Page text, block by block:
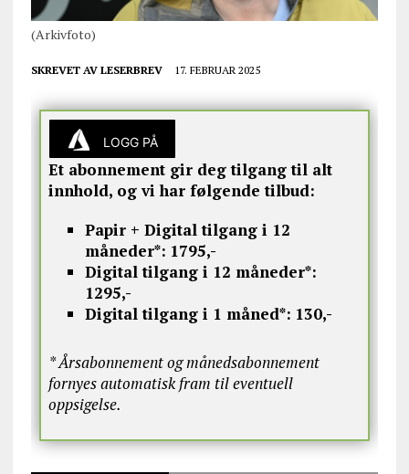
(Arkivfoto)
SKREVET AV LESERBREV 17. FEBRUAR 2025
LOGG PÅ
Et abonnement gir deg tilgang til alt
innhold, og vi har følgende tilbud:
Papir + Digital tilgang i 12
måneder*: 1795,-
Digital tilgang i 12 måneder*:
1295,-
Digital tilgang i 1 måned*: 130,-
* Årsabonnement og månedsabonnement
fornyes automatisk fram til eventuell
oppsigelse.